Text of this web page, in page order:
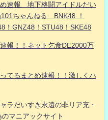
速報 地下格闘アイドルだい
ちゃんねる BNK48 ！
！GNZ48！STU48！SKE48
報！！ネット乞食DE2000万
てるまとめ速報！！激しくハ
ラだいすき永遠の非リア充・
マニアックサイト